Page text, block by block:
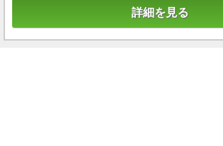
詳細を見る